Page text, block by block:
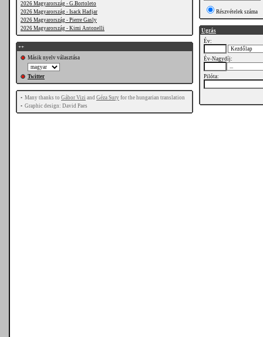
2026 Magyarország - G.Bortoleto
2026 Magyarország - Isack Hadjar
2026 Magyarország - Pierre Gasly
2026 Magyarország - Kimi Antonelli
++
Másik nyelv választása
Twitter
• Many thanks to Gábor Vizi and Géza Sury for the hungarian translation
• Graphic design: David Paes
Részvételek száma
Ugrás
Év:
Év-Nagydíj:
Pilóta: